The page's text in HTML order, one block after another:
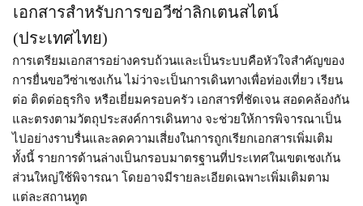
เอกสารสำหรับการขอวีซ่าลิกเตนสไตน์
(ประเทศไทย)​
การเตรียมเอกสารอย่างครบถ้วนและเป็นระบบคือหัวใจสำคัญของ
การยื่นขอวีซ่าเชงเก้น ไม่ว่าจะเป็นการเดินทางเพื่อท่องเที่ยว เรียน
ต่อ ติดต่อธุรกิจ หรือเยี่ยมครอบครัว เอกสารที่ชัดเจน สอดคล้องกัน
และตรงตามวัตถุประสงค์การเดินทาง จะช่วยให้การพิจารณาเป็น
ไปอย่างราบรื่นและลดความเสี่ยงในการถูกเรียกเอกสารเพิ่มเติม
ทั้งนี้ รายการด้านล่างเป็นกรอบมาตรฐานที่ประเทศในเขตเชงเก้น
ส่วนใหญ่ใช้พิจารณา โดยอาจมีรายละเอียดเฉพาะเพิ่มเติมตาม
แต่ละสถานทูต